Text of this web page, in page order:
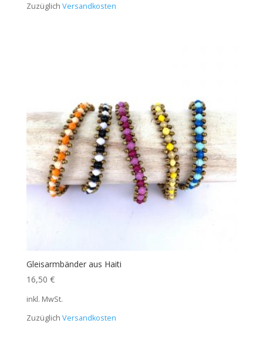
Zuzüglich Versandkosten
Gleisarmbänder aus Haiti
16,50 €
inkl. MwSt.
Zuzüglich Versandkosten